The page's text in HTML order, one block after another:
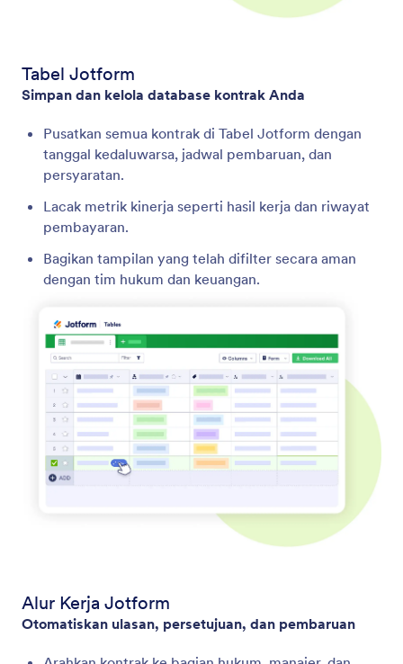
Tabel Jotform
Simpan dan kelola database kontrak Anda
Pusatkan semua kontrak di Tabel Jotform dengan
tanggal kedaluwarsa, jadwal pembaruan, dan
persyaratan.
Lacak metrik kinerja seperti hasil kerja dan riwayat
pembayaran.
Bagikan tampilan yang telah difilter secara aman
dengan tim hukum dan keuangan.
Alur Kerja Jotform
Otomatiskan ulasan, persetujuan, dan pembaruan